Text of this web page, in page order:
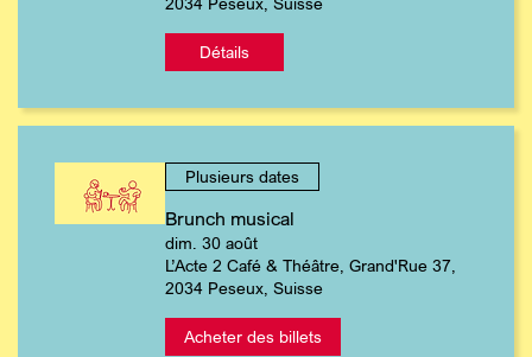
Détails
Plusieurs dates
Brunch musical
dim. 30 août
L’Acte 2 Café & Théâtre, Grand'Rue 37,
2034 Peseux, Suisse
Acheter des billets